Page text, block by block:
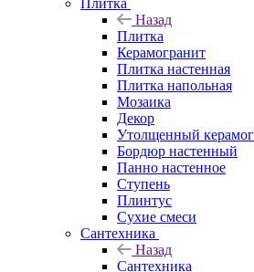
Плитка
Назад
Плитка
Керамогранит
Плитка настенная
Плитка напольная
Мозаика
Декор
Утолщенный
Бордюр настенный
Панно настенное
Ступень
Плинтус
Сухие смеси
Сантехника
Назад
Сантехника